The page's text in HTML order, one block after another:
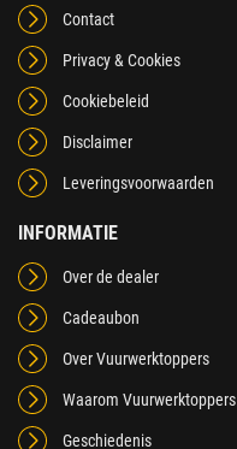
Contact
Privacy & Cookies
Cookiebeleid
Disclaimer
Leveringsvoorwaarden
INFORMATIE
Over de dealer
Cadeaubon
Over Vuurwerktoppers
Waarom Vuurwerktoppers
Geschiedenis